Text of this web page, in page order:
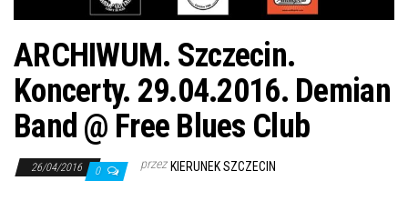
ARCHIWUM. Szczecin.
Koncerty. 29.04.2016. Demian
Band @ Free Blues Club
26/04/2016 0 przez KIERUNEK SZCZECIN